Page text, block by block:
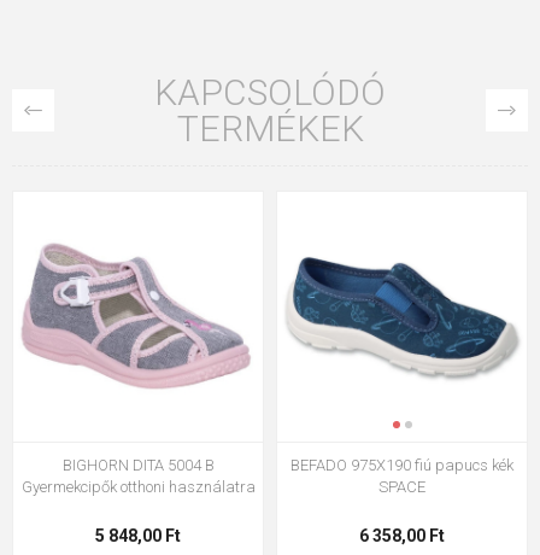
KAPCSOLÓDÓ
TERMÉKEK
DITA 5004 B
otthoni használatra
BEFADO 975X190 fiú papucs kék
BIGHORN